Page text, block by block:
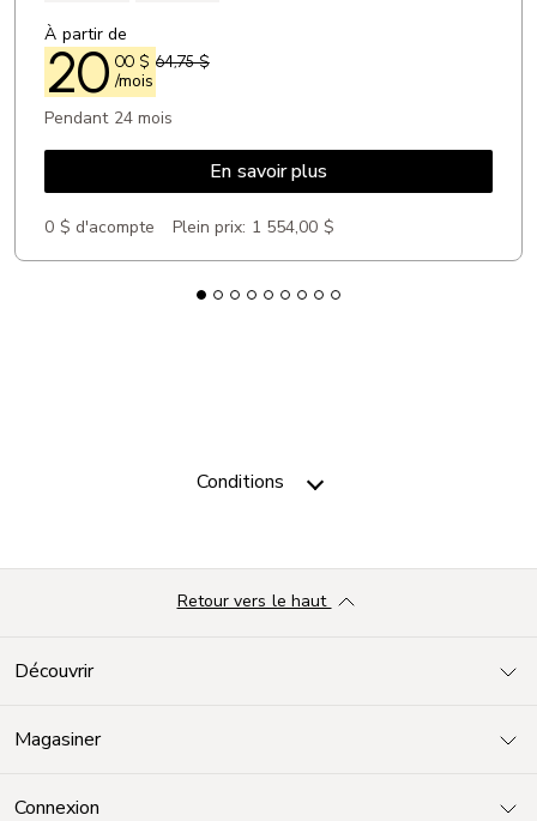
À partir de
20 00 $
/mois
64,75 $
Pendant 24 mois
En savoir plus
0 $ d'acompte Plein prix: 1 554,00 $
Conditions
Découvrir
Magasiner
Connexion
Retour vers le haut